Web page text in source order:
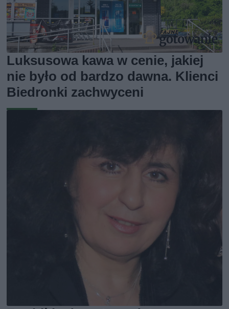
Luksusowa kawa w cenie, jakiej
nie było od bardzo dawna. Klienci
Biedronki zachwyceni